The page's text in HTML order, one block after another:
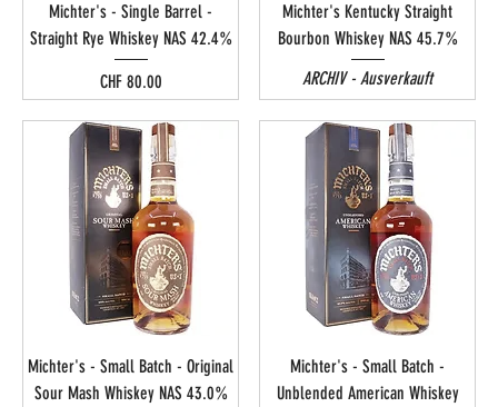
Michter's - Single Barrel -
Straight Rye Whiskey NAS 42.4%
Preis
CHF 80.00
Michter's Kentucky Straight
Bourbon Whiskey NAS 45.7%
ARCHIV - Ausverkauft
Michter's - Small Batch - Original
Sour Mash Whiskey NAS 43.0%
Michter's - Small Batch -
Unblended American Whiskey